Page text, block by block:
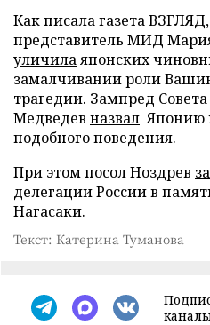
Как писала газета
представитель МИД
уличилаяпонских
замалчивании роли
трагедии. Зампред
Медведев назвал Японию
подобного поведения.
При этом посол Ноздрев
делегации России в
Нагасаки.
Текст: Катерина Туманова